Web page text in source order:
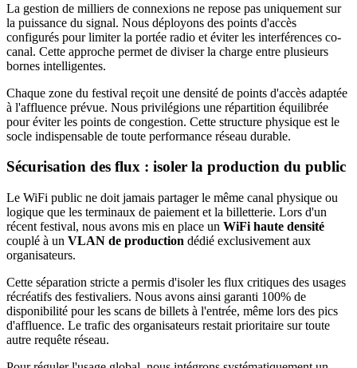
La gestion de milliers de connexions ne repose pas uniquement sur
la puissance du signal. Nous déployons des points d'accès
configurés pour limiter la portée radio et éviter les interférences co-
canal. Cette approche permet de diviser la charge entre plusieurs
bornes intelligentes.
Chaque zone du festival reçoit une densité de points d'accès adaptée
à l'affluence prévue. Nous privilégions une répartition équilibrée
pour éviter les points de congestion. Cette structure physique est le
socle indispensable de toute performance réseau durable.
Sécurisation des flux : isoler la production du public
Le WiFi public ne doit jamais partager le même canal physique ou
logique que les terminaux de paiement et la billetterie. Lors d'un
récent festival, nous avons mis en place un WiFi haute densité
couplé à un VLAN de production dédié exclusivement aux
organisateurs.
Cette séparation stricte a permis d'isoler les flux critiques des usages
récréatifs des festivaliers. Nous avons ainsi garanti 100% de
disponibilité pour les scans de billets à l'entrée, même lors des pics
d'affluence. Le trafic des organisateurs restait prioritaire sur toute
autre requête réseau.